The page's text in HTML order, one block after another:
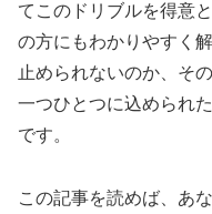
てこのドリブルを得意
の方にもわかりやすく
止められないのか、そ
一つひとつに込められ
です。
この記事を読めば、あ